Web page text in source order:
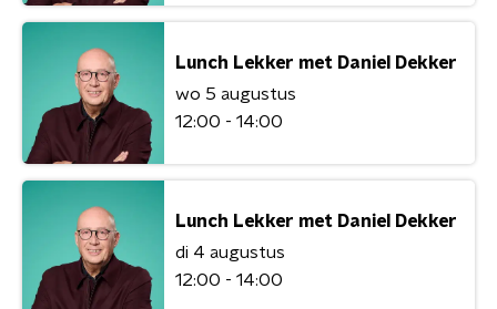
Lunch Lekker met Daniel Dekker
wo 5 augustus
12:00 - 14:00
Lunch Lekker met Daniel Dekker
di 4 augustus
12:00 - 14:00